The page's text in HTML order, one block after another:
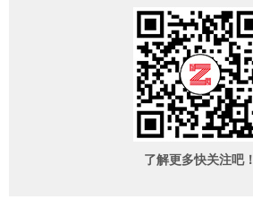
了解更多快关注吧！